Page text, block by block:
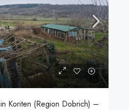
Koriten (Region Dobrich) –